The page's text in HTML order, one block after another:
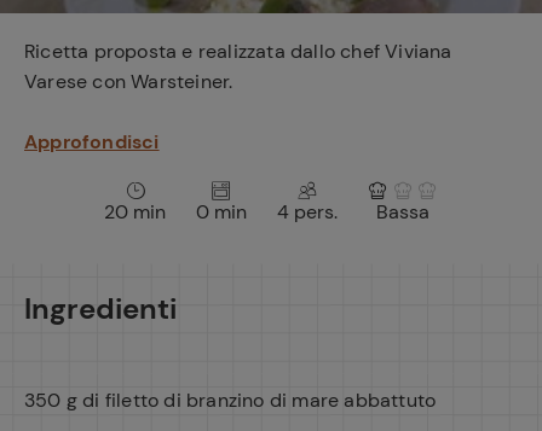
Ricetta proposta e realizzata dallo chef Viviana
Varese con Warsteiner.
Approfondisci
20 min 0 min 4 pers. Bassa
Ingredienti
350 g di filetto di branzino di mare abbattuto